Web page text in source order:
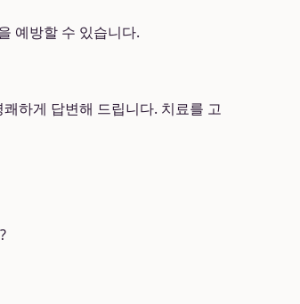
예방할 수 있습니다.
하게 답변해 드립니다. 치료를 고